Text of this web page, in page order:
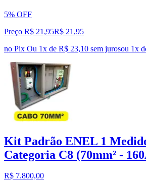
5% OFF
Preço R$ 21,95R$ 21 ,95
no Pix Ou 1x de R$ 23,10 sem jurosou 1x
Kit Padrão ENEL 1
Categoria C8 (70mm² -
R$ 7.800,00